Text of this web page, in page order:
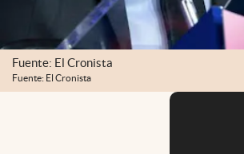
Fuente: El Cronista
Fuente: El Cronista